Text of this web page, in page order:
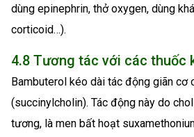
dùng epinephrin, thở oxygen, dùng
corticoid…).
4.8 Tương tác với các thuốc
Bambuterol kéo dài tác động giãn cơ
(succinylcholin). Tác động này do
tương, là men bất hoạt